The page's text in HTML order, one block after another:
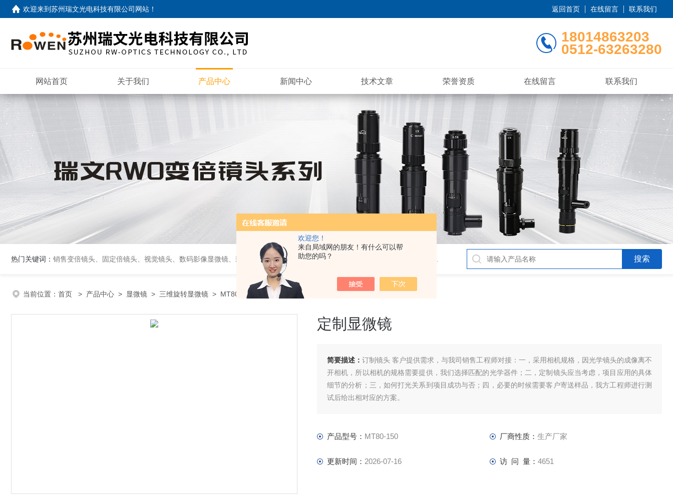
欢迎您！
来自局域网的朋友！有什么可以帮
助您的吗？
欢迎来到苏州瑞文光电科技有限公司网站 ！ 返回首页 在线留言 联系我们
18014863203
0512-63263280
网站首页 关于我们 产品中心 新闻中心 技术文章 荣誉资质 在线留言 联系我们
热门关键词： 销售变倍镜头、固定倍镜头、视觉镜头、数码影像显微镜、影像测量仪器、三维视屏显微镜、自动影像测量仪器、金相显微镜、工具显微镜、显微分析软件、定制显微光学系统
当前位置： 首页 > 产品中心 > 显微镜 > 三维旋转显微镜 > MT80-150定制显微镜
定制显微镜
简要描述：订制镜头 客户提供需求，与我司销售工程师对接：一，采用相机规格，因光学镜头的成像离不
开相机，所以相机的规格需要提供，我们选择匹配的光学器件；二，定制镜头应当考虑，项目应用的具体
细节的分析；三，如何打光关系到项目成功与否；四，必要的时候需要客户寄送样品，我方工程师进行测
试后给出相对应的方案。
产品型号： MT80-150 厂商性质： 生产厂家
更新时间： 2026-07-16 访 问 量： 4651